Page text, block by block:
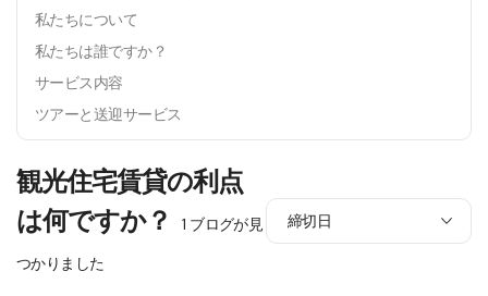
私たちについて
私たちは誰ですか？
サービス内容
ツアーと送迎サービス
観光住宅賃貸の利点
は何ですか？
1 ブログが見
つかりました